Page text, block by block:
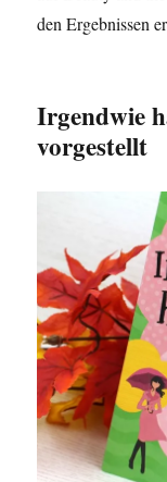
den Ergebnissen
Irgendwie
vorgestellt